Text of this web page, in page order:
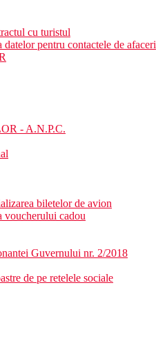
cu turistul
pentru contactele de afaceri
- A.N.P.C.
biletelor de avion
voucherului cadou
Guvernului nr. 2/2018
de pe retelele sociale